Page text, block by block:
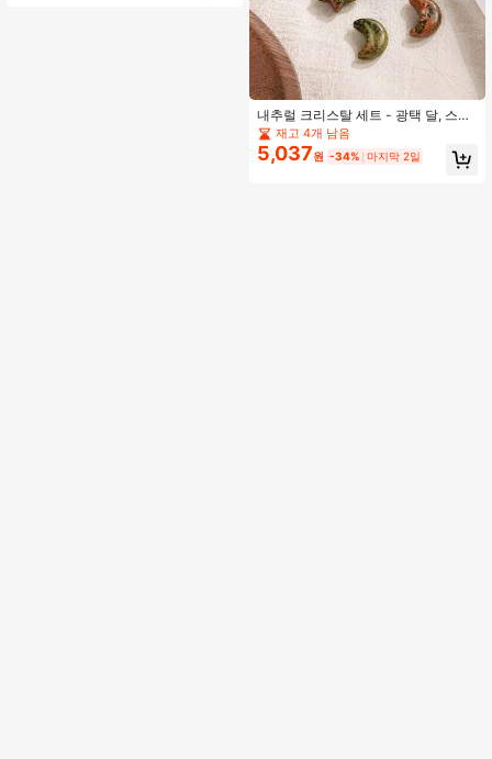
내추럴 크리스탈 세트 - 광택 달, 스타
& 하트 팜 스톤. 요가, 마음챙김, 차크
라 균형 및 제단 장식을 위한 내추럴
혼합 보석. DIY 공예, 보석 제작 및 홈
재고 4개 남음
5,037원 -34% 마지막 2일